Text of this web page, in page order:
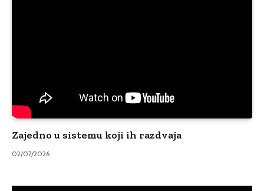
Zajedno u sistemu koji ih razdvaja
02/07/2026